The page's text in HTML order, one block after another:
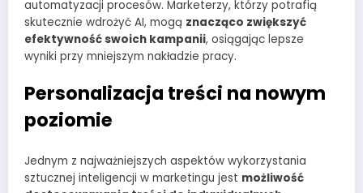
automatyzacji procesów. Marketerzy, którzy potrafią
skutecznie wdrożyć AI, mogą znacząco zwiększyć
efektywność swoich kampanii, osiągając lepsze
wyniki przy mniejszym nakładzie pracy.
Personalizacja treści na nowym
poziomie
Jednym z najważniejszych aspektów wykorzystania
sztucznej inteligencji w marketingu jest możliwość